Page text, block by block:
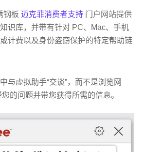
钢板迈克菲消费者支持 门户网站提供
识库，并带有针对 PC、Mac、手机
计费以及身份盗窃保护的特定帮助链
与虚拟助手“交谈”，而不是浏览网
的问题并带您获得所需的信息。